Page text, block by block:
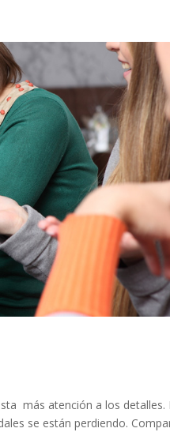
más atención a los detalles.
se están perdiendo.